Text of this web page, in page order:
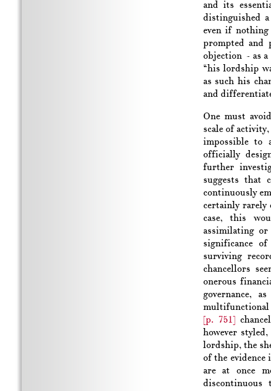
and its
distinguished
even if
prompted
objection – as a
“his lordship
as such his
and
One must
scale of
impossible to
officially
further
suggests that
continuously
certainly
case, this
assimilating
significance
surviving
chancellors
onerous
governance,
multifunctional
[p. 751]
however
lordship, the
of the evidence
are at once